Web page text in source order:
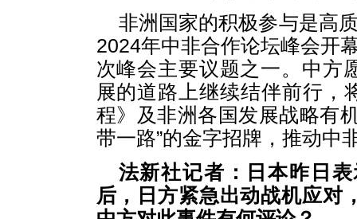
非洲国家的积极参与是高
2024年中非合作论坛峰会开
次峰会主要议题之一。中方
展的道路上继续结伴前行，
程》及非洲各国发展战略有
带一路”的金字招牌，推动中
法新社记者：日本昨日
后，日方紧急出动战机应对